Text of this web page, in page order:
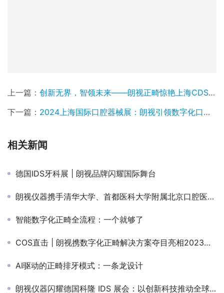
上一篇：
创新无界，智领未来——朗视正畸惊艳上海CDS口腔展
下一篇： 2024上海国际口腔器械展：朗视引领数字化口腔新纪元，一站式智能解决方案震撼亮相
相关新闻
德国IDS牙科展 | 朗视品牌闪耀国际舞台
朗视仪器携手清华大学、首都医科大学附属北京口腔医院发布三维牙颌模型正畸排牙数据集，助力智能正畸发展
智能数字化正畸全流程：一个就够了
COS直击 | 朗视携数字化正畸解决方案夺目亮相2023正畸年会
AI驱动的正畸排牙模式：一条龙设计
朗视仪器闪耀德国科隆 IDS 展会：以创新科技推动全球牙科发展